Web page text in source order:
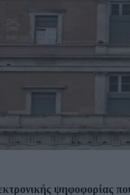
ψηφοφορίας